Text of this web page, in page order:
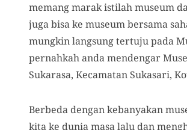
memang marak istilah museum
juga bisa ke museum bersama
mungkin langsung tertuju pada
pernahkah anda mendengar
Sukarasa, Kecamatan Sukasari,
Berbeda dengan kebanyakan
kita ke dunia masa lalu dan